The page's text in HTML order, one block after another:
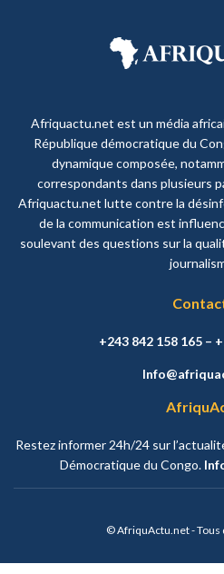
Afriquactu.net est un média
République démocratique du
dynamique composée,
correspondants dans plusieurs
Afriquactu.net lutte contre la
de la communication est
soulevant des questions sur la
+243 842 158 165 –
Restez informer 24h/24 sur
Démocratique du Congo.
© AfriquActu.net - Tous